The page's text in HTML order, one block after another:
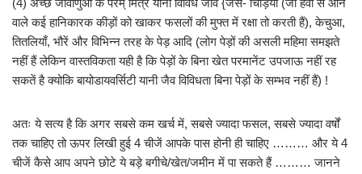
(4) अच्छे जीवाणुओं के परम् मित्र यानी विविध जीव {जैसे- चिड़िया (जो हवा से आने
वाले कई हानिकारक कीड़ों को खाकर फसलों की मुफ्त में रक्षा तो करती हैं), केचुआ,
तितलियाँ, भौरें और विभिन्न तरह के पेड़ आदि (लोग पेड़ों की असली महिमा समझते
नहीं हैं लेकिन वास्तविकता यही है कि पेड़ों के बिना खेत परमानेंट उपजाऊ नहीं रह
सकतें है क्योकि बायोडायवर्सिटी यानी जैव विविधता बिना पेड़ों के सम्भव नहीं हैं) !
अतः ये सत्य है कि अगर सबसे कम खर्च में, सबसे ज्यादा फसल, सबसे ज्यादा वर्षों
तक चाहिए तो ऊपर लिखी हुई 4 चीजें आपके पास होनी ही चाहिए ……… और ये 4
चीजें कैसे आप अपने छोटे ये बड़े बगीचे/खेत/जमीन में पा सकते हैं ……… जानने